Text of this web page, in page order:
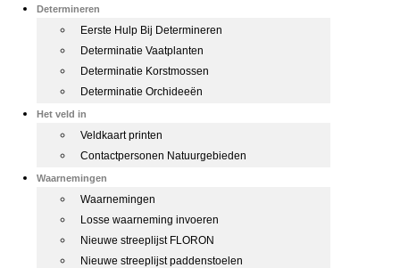
Determineren
Eerste Hulp Bij Determineren
Determinatie Vaatplanten
Determinatie Korstmossen
Determinatie Orchideeën
Het veld in
Veldkaart printen
Contactpersonen Natuurgebieden
Waarnemingen
Waarnemingen
Losse waarneming invoeren
Nieuwe streeplijst FLORON
Nieuwe streeplijst paddenstoelen